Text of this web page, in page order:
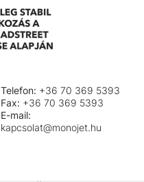
Telefon: +36 70 369 5393
Fax: +36 70 369 5393
E-mail:
kapcsolat@monojet.hu